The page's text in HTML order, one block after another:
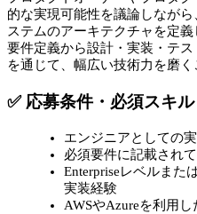
的な実現可能性を議論しなが
ステムのアーキテクチャを定義
要件定義から設計・実装・テ
を通じて、幅広い技術力を磨く
✅ 応募条件・必須スキル
エンジニアとしての
必須要件に記載され
Enterpriseレベルまた
実装経験
AWSやAzureを利用